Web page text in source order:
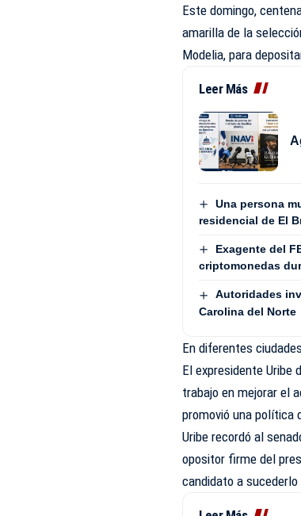
Este domingo,
amarilla de la
Modelia, para
Leer Más
Una persona
residencial de El
Exagente del
criptomonedas
Autoridades
Carolina del Norte
En diferentes
El expresidente Uribe
trabajo en mejorar el
promovió una política
Uribe recordó al
opositor firme del
candidato a sucederlo